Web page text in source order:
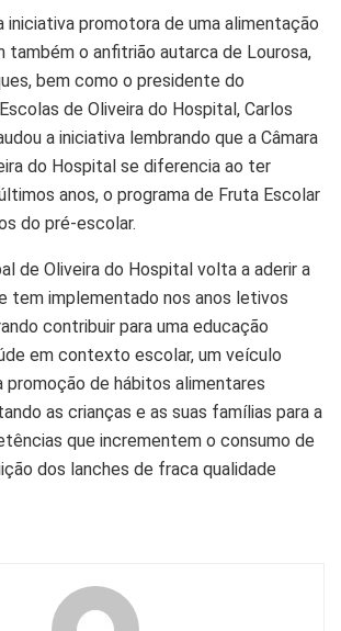
promotora de uma alimentação
também o anfitrião autarca de Lourosa,
bem como o presidente do
de Oliveira do Hospital, Carlos
a iniciativa lembrando que a Câmara
do Hospital se diferencia ao ter
anos, o programa de Fruta Escolar
do pré-escolar.
de Oliveira do Hospital volta a aderir a
tem implementado nos anos letivos
contribuir para uma educação
em contexto escolar, um veículo
promoção de hábitos alimentares
as crianças e as suas famílias para a
que incrementem o consumo de
dos lanches de fraca qualidade